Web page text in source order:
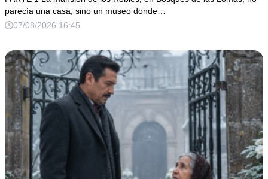
parecía una casa, sino un museo donde…
07/08/2026 16:45